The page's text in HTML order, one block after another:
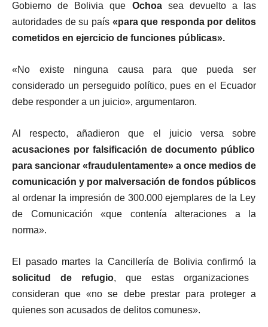
Gobierno de Bolivia que Ochoa sea devuelto a las
autoridades de su país «para que responda por delitos
cometidos en ejercicio de funciones públicas».
«No existe ninguna causa para que pueda ser
considerado un perseguido político, pues en el Ecuador
debe responder a un juicio», argumentaron.
Al respecto, añadieron que el juicio versa sobre
acusaciones por falsificación de documento público
para sancionar «fraudulentamente» a once medios de
comunicación y por malversación de fondos públicos
al ordenar la impresión de 300.000 ejemplares de la Ley
de Comunicación «que contenía alteraciones a la
norma».
El pasado martes la Cancillería de Bolivia confirmó la
solicitud de refugio, que estas organizaciones
consideran que «no se debe prestar para proteger a
quienes son acusados de delitos comunes».